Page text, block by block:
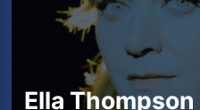
Ella Thompson